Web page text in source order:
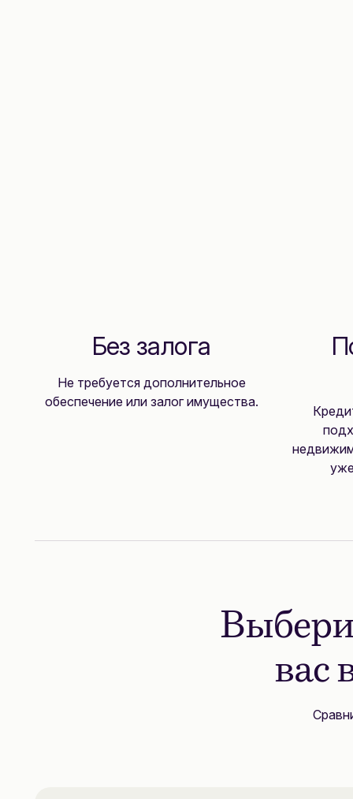
Без залога
Не требуется дополнительное
обеспечение или залог имущества.
вас